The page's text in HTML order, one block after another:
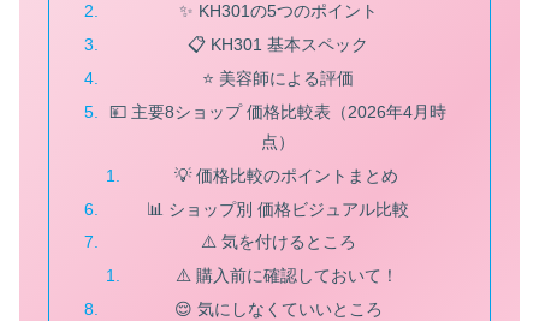
✨ KH301の5つのポイント
📋 KH301 基本スペック
⭐ 美容師による評価
💴 主要8ショップ 価格比較表（2026年4月時
点）
💡 価格比較のポイントまとめ
📊 ショップ別 価格ビジュアル比較
⚠️ 気を付けるところ
⚠️ 購入前に確認しておいて！
😌 気にしなくていいところ